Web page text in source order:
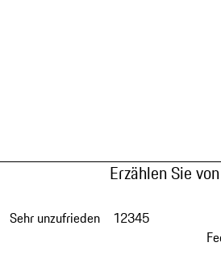
Erzählen Sie
Sehr unzufrieden 12345